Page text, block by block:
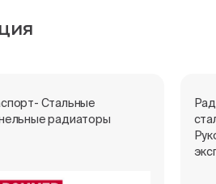
Стальные
радиаторы